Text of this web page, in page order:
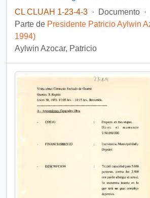
CL CLUAH 1-23-4-3 · Documento ·
Parte de Presidente Patricio Aylwin
1994)
Aylwin Azocar, Patricio